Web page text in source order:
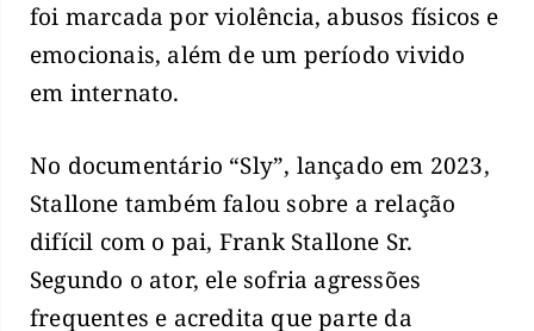
foi marcada por violência, abusos físicos e
emocionais, além de um período vivido
em internato.
No documentário “Sly”, lançado em 2023,
Stallone também falou sobre a relação
difícil com o pai, Frank Stallone Sr.
Segundo o ator, ele sofria agressões
frequentes e acredita que parte da